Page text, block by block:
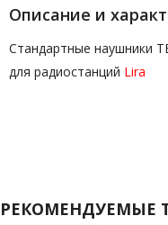
Описание и
Стандартные наушники
для радиостанций Lira
РЕКОМЕНДУЕМЫЕ